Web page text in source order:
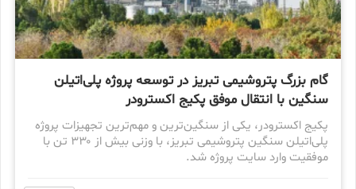
گام بزرگ پتروشیمی تبریز در توسعه پروژه پلی‌اتیلن
سنگین با انتقال موفق پکیج اکسترودر
پکیج اکسترودر، یکی از سنگین‌ترین و مهم‌ترین تجهیزات پروژه
پلی‌اتیلن سنگین پتروشیمی تبریز، با وزنی بیش از ۳۳۰ تن با
موفقیت وارد سایت پروژه شد.